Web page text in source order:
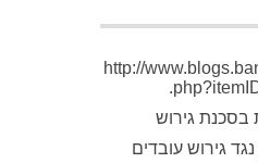
http://
גירוש
גירוש עובדים